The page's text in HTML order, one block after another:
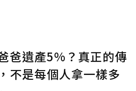
爸遺產5%？真正的傳
不是每個人拿一樣多